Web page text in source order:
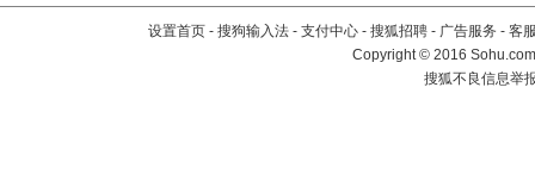
设置首页 - 搜狗输入法 - 支付中心 - 搜狐招聘 - 广告服务 - 客
Copyright©2016
搜狐不良信息举